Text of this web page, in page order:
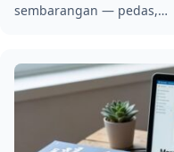
sembarangan — pedas,…